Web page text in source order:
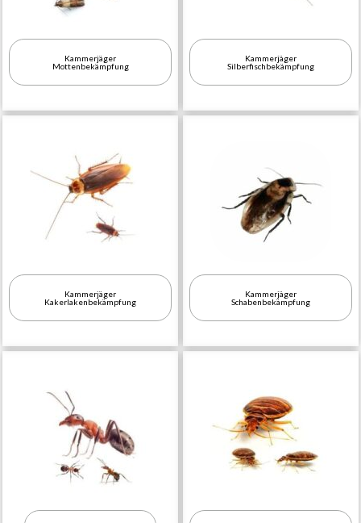
Kammerjäger
Mottenbekämpfung
Kammerjäger
Silberfischbekämpfung
Kammerjäger
Kakerlakenbekämpfung
Kammerjäger
Schabenbekämpfung